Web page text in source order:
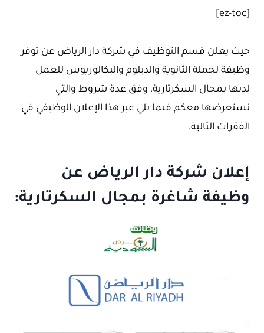
[ez-toc]
حيث يعلن قسم التوظيف في شركة دار الرياض عن توفر
وظيفة لحملة الثانوية والدبلوم والبكالوريوس للعمل
لديها بمجال السكرتارية، وفق عدة شروط والتي
نستعرضها معكم فيما يلي عبر هذا الإعلان الوظيفي في
الفقرات التالية.
إعلان شركة دار الرياض عن
وظيفة شاغرة بمجال السكرتارية: